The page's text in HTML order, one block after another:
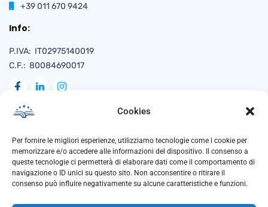
Cookies
Per fornire le migliori esperienze, utilizziamo tecnologie come i cookie per
memorizzare e/o accedere alle informazioni del dispositivo. Il consenso a
queste tecnologie ci permetterà di elaborare dati come il comportamento di
navigazione o ID unici su questo sito. Non acconsentire o ritirare il
consenso può influire negativamente su alcune caratteristiche e funzioni.
+39 011 670 9424
Info:
P.IVA: IT02975140019
C.F.: 80084690017
Naviga
Privacy Policy